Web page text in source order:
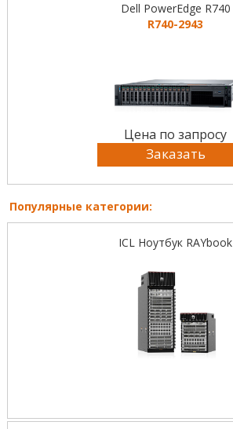
Dell PowerEdge R740
R740-2943
Цена по запросу
Заказать
Популярные категории:
ICL Ноутбук RAYbook